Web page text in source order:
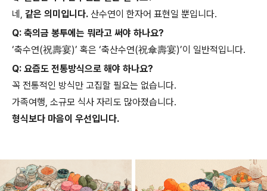
네, 같은 의미입니다. 산수연이 한자어 표현일 뿐입니다.
Q: 축의금 봉투에는 뭐라고 써야 하나요?
‘축수연(祝壽宴)’ 혹은 ‘축산수연(祝傘壽宴)’이 일반적입니다.
Q: 요즘도 전통방식으로 해야 하나요?
꼭 전통적인 방식만 고집할 필요는 없습니다.
가족여행, 소규모 식사 자리도 많아졌습니다.
형식보다 마음이 우선입니다.